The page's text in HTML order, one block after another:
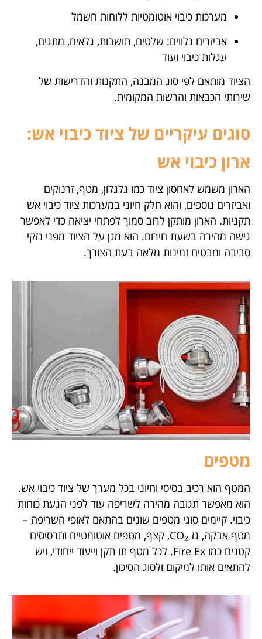
מערכות כיבוי אוטומטיות ללוחות חשמל
אביזרים נלווים: שלטים, תושבות, גלאים, מתגים,
עגלות כיבוי ועוד
הציוד מותאם לפי סוג המבנה, התקנות והדרישות של
שירותי הכבאות והרשות המקומית.
סוגים עיקריים של ציוד כיבוי אש:
ארון כיבוי אש
הארון משמש לאחסון ציוד כמו גלגלון, מטף, זרנוקים
ואביזרים נוספים, והוא חלק חיוני במערכות ציוד כיבוי אש
תקניות. הארון מותקן לרוב סמוך לפתחי יציאה כדי לאפשר
גישה מהירה בשעת חירום. הוא מגן על הציוד מפני נזקי
סביבה ומבטיח זמינות מלאה בעת הצורך.
מטפים
המטף הוא רכיב בסיסי וחיוני בכל מערך של ציוד כיבוי אש.
הוא מאפשר תגובה מהירה לשריפה עוד לפני הגעת כוחות
כיבוי. קיימים סוגי מטפים שונים בהתאם לאופי השריפה –
מטף אבקה, גז CO₂, קצף, מטפים אוטומטיים ותרסיסים
קטנים כמו Fire Ex. לכל מטף תו תקן וייעוד ייחודי, ויש
להתאים אותו למיקום ולסוג הסיכון.